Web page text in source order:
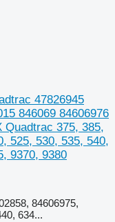
47826945
846069 84606976
375, 385,
525, 530, 535, 540,
9370, 9380
84606975,
634...